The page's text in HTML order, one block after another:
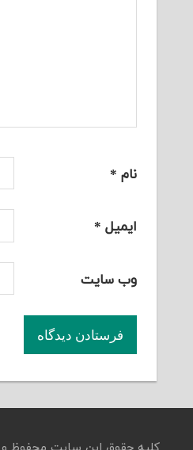
نام *
ایمیل *
وب‌ سایت